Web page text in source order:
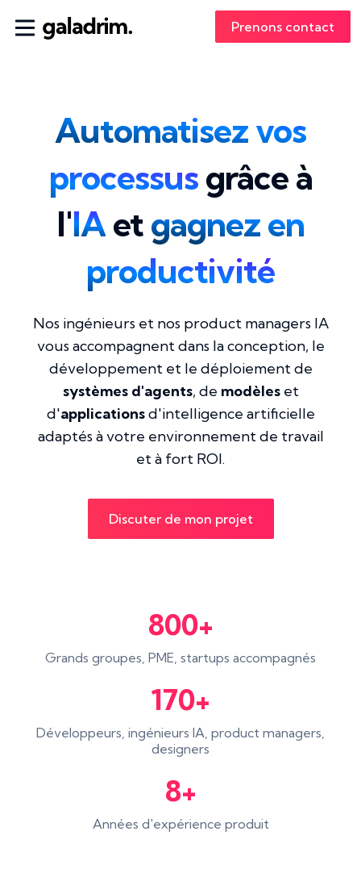
Prenons contact
Automatisez vos
processusgrâce à
l'IAetgagnez en
productivité
Nos ingénieurs et nos product managers IA
vous accompagnent dans la conception, le
développement et le déploiement de
systèmes d'agents, de modèles et
d'applicationsd'intelligence artificielle
adaptés à votre environnement de travail
et à fort ROI.
Discuter de mon projet
800+
Grands groupes, PME, startups accompagnés
170+
Développeurs, ingénieurs IA, product managers,
designers
8+
Années d'expérience produit